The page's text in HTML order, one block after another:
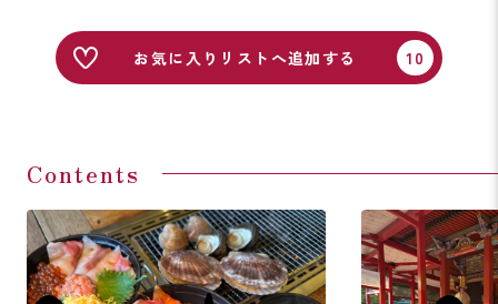
お気に入りリストへ追加する
Contents
黒潮市場 紀州東照宮